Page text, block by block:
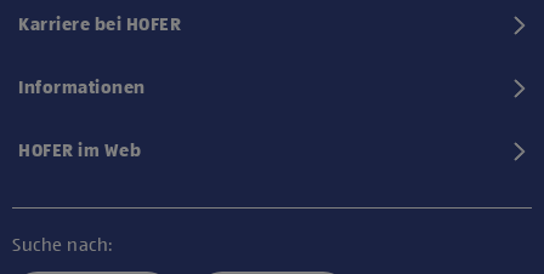
Karriere bei HOFER
Informationen
HOFER im Web
Suche nach: